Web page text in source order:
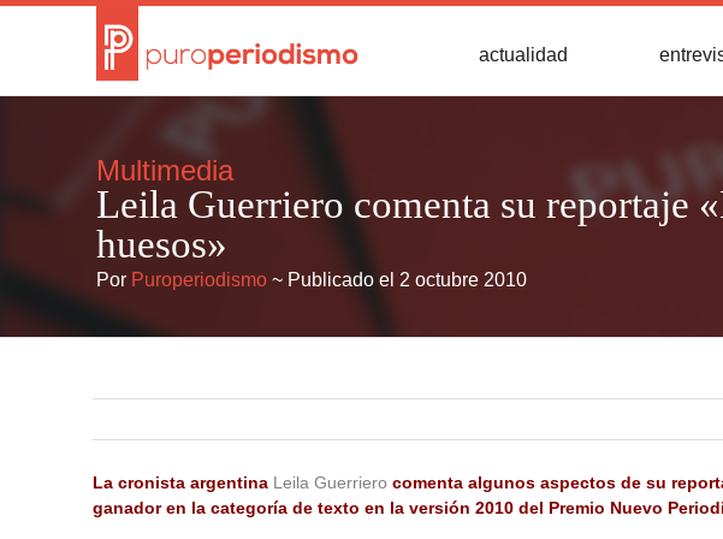
actualidad
Multimedia
Leila Guerriero comenta su reportaje
huesos»
Por Puroperiodismo ~ Publicado el 2 octubre 2010
La cronista argentina Leila Guerriero comenta algunos aspectos de su
ganador en la categoría de texto en la versión 2010 del Premio Nuevo